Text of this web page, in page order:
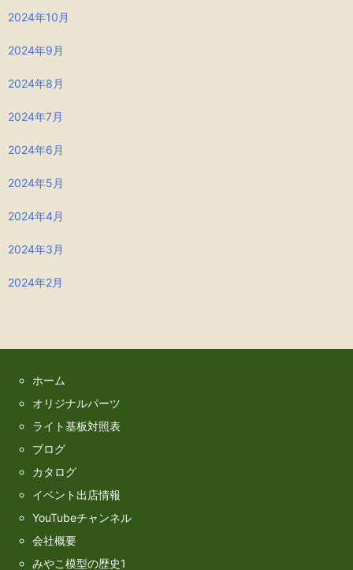
2024年10月
2024年9月
2024年8月
2024年7月
2024年6月
2024年5月
2024年4月
2024年3月
2024年2月
ホーム
オリジナルパーツ
ライト基板対照表
ブログ
カタログ
イベント出店情報
YouTubeチャンネル
会社概要
みやこ模型の歴史1